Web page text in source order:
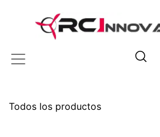
Todos los productos